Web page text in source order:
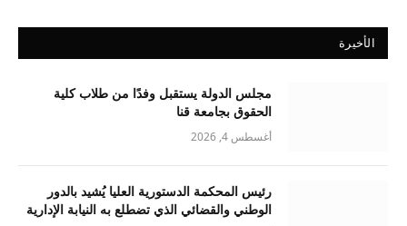
الأخيرة
مجلس الدولة يستقبل وفدًا من طلاب كلية
الحقوق بجامعة قنا
أغسطس 4, 2026
رئيس المحكمة الدستورية العليا يُشيد بالدور
الوطني والقضائي الذي تضطلع به النيابة الإدارية